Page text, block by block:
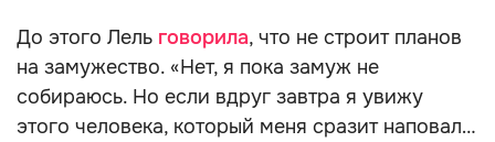
До этого Лель говорила, что не строит планов
на замужество. «Нет, я пока замуж не
собираюсь. Но если вдруг завтра я увижу
этого человека, который меня сразит наповал…